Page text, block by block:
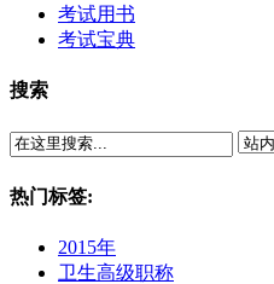
考试用书
考试宝典
搜索
热门标签:
2015年
卫生高级职称